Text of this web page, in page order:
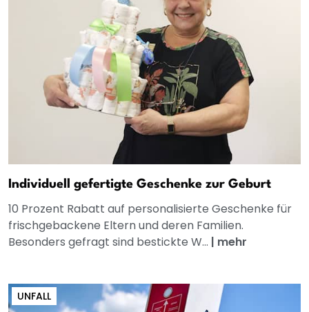
Individuell gefertigte Geschenke zur Geburt
10 Prozent Rabatt auf personalisierte Geschenke für
frischgebackene Eltern und deren Familien.
Besonders gefragt sind bestickte W... | mehr
UNFALL